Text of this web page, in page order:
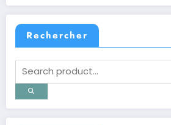
Rechercher